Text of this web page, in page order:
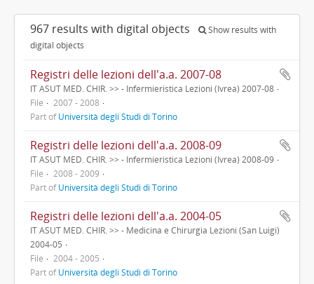
967 results with digital objects
Show results with
digital objects
Registri delle lezioni dell'a.a. 2007-08
IT ASUT MED. CHIR. >> - Infermieristica Lezioni (Ivrea) 2007-08
File
2007 - 2008
Part ofUniversità degli Studi di Torino
Registri delle lezioni dell'a.a. 2008-09
IT ASUT MED. CHIR. >> - Infermieristica Lezioni (Ivrea) 2008-09
File
2008 - 2009
Part ofUniversità degli Studi di Torino
Registri delle lezioni dell'a.a. 2004-05
IT ASUT MED. CHIR. >> - Medicina e Chirurgia Lezioni (San Luigi)
2004-05
File
2004 - 2005
Part ofUniversità degli Studi di Torino